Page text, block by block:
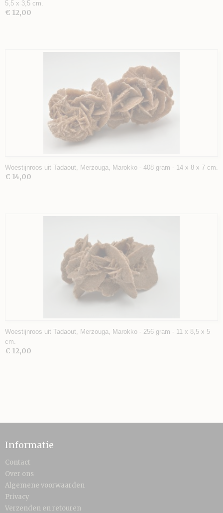
5,5 x 3,5 cm.
€ 12,00
Woestijnroos uit Tadaout, Merzouga, Marokko - 408 gram - 14 x 8 x 7 cm.
€ 14,00
Woestijnroos uit Tadaout, Merzouga, Marokko - 256 gram - 11 x 8,5 x 5
cm.
€ 12,00
Informatie
Contact
Over ons
Algemene voorwaarden
Privacy
Verzenden en retouren